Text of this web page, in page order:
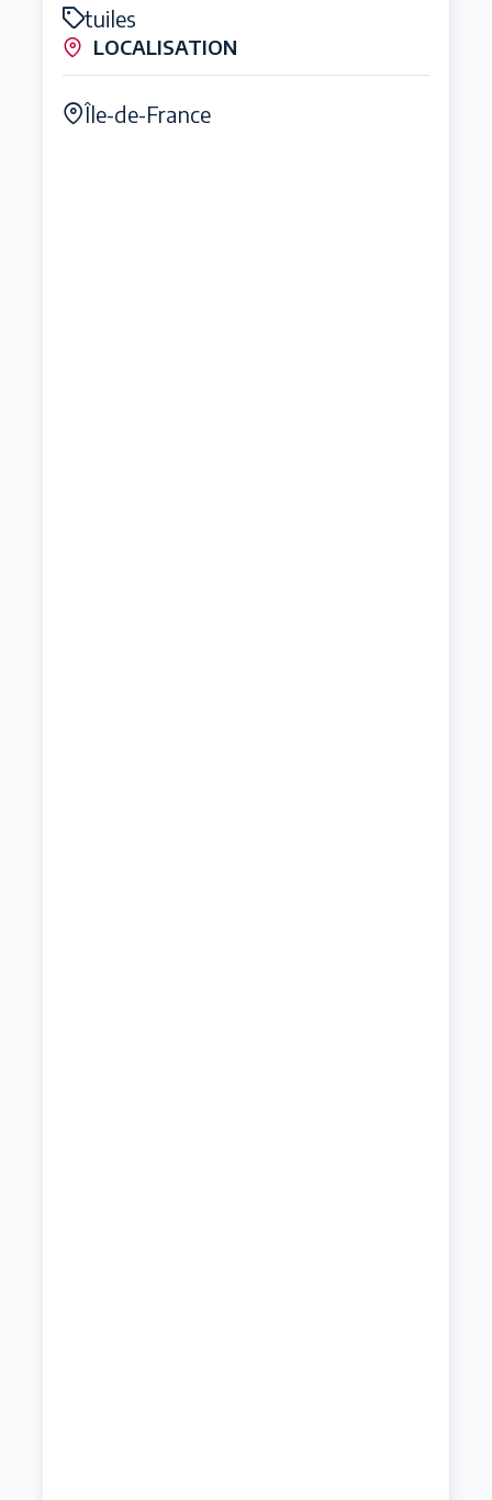
tuiles
LOCALISATION
Île-de-France